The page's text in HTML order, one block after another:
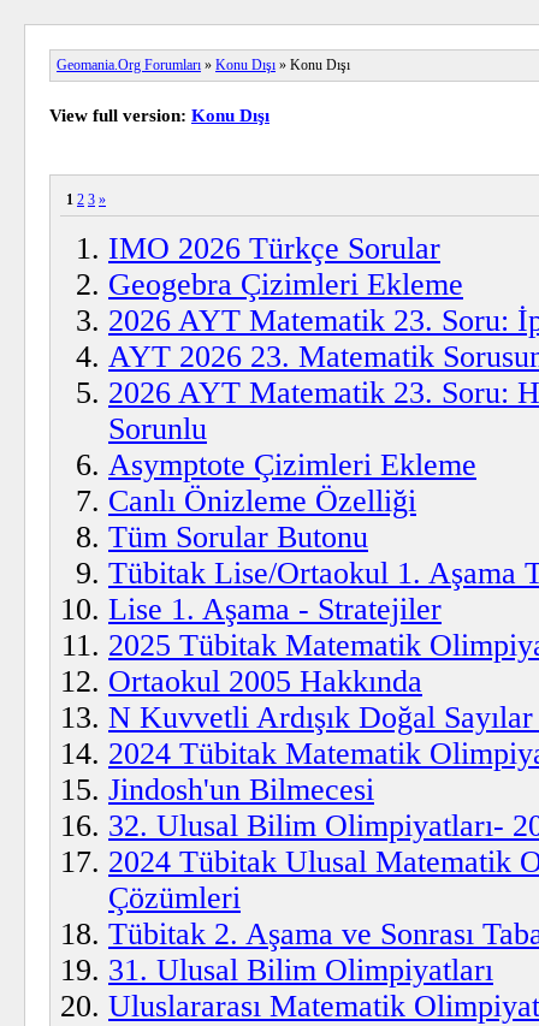
Geomania.Org Forumları » Konu Dışı » Konu Dışı
View full version: Konu Dışı
1 2 3 »
IMO 2026 Türkçe Sorular
Geogebra Çizimleri Ekleme
2026 AYT Matematik 23. Soru:
AYT 2026 23. Matematik
2026 AYT Matematik 23. Soru:
Sorunlu
Asymptote Çizimleri Ekleme
Canlı Önizleme Özelliği
Tüm Sorular Butonu
Tübitak Lise/Ortaokul 1. Aşama
Lise 1. Aşama - Stratejiler
2025 Tübitak Matematik
Ortaokul 2005 Hakkında
N Kuvvetli Ardışık Doğal
2024 Tübitak Matematik
Jindosh'un Bilmecesi
32. Ulusal Bilim Olimpiyatları-
2024 Tübitak Ulusal Matematik
Çözümleri
Tübitak 2. Aşama ve Sonrası
31. Ulusal Bilim Olimpiyatları
Uluslararası Matematik